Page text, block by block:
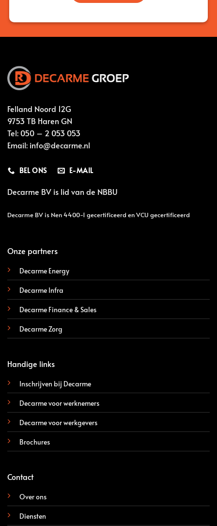
Felland Noord 12G
9753 TB Haren GN
Tel: 050 – 2 053 053
Email: info@decarme.nl
BEL ONS E-MAIL
Decarme BV is lid van de NBBU
Decarme BV is Nen 4400-1 gecertificeerd en VCU gecertificeerd
Onze partners
Decarme Energy
Decarme Infra
Decarme Finance & Sales
Decarme Zorg
Handige links
Inschrijven bij Decarme
Decarme voor werknemers
Decarme voor werkgevers
Brochures
Contact
Over ons
Diensten